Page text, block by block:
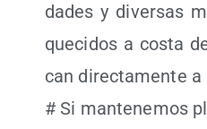
da­des y diver­sas
que­ci­dos a cos­ta
can direc­ta­men­te
# Si man­te­ne­mos